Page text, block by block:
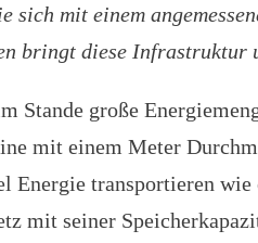
sich mit einem
bringt diese Infrastruktur
Stande große
mit einem Meter
Energie transportieren
mit seiner